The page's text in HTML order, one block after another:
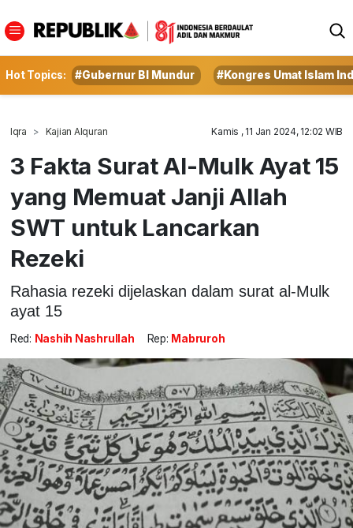
Hot Topics: #Gubernur BI Mundur #Kongres Umat Islam
Iqra Kajian Alquran Kamis , 11 Jan 2024, 12:02 WIB
3 Fakta Surat Al-Mulk Ayat 15
yang Memuat Janji Allah
SWT untuk Lancarkan
Rezeki
Rahasia rezeki dijelaskan dalam surat al-Mulk
ayat 15
Red: Nashih Nashrullah Rep: Mabruroh